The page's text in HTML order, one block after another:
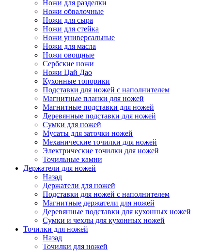
Ножи для разделки
Ножи обвалочные
Ножи для сыра
Ножи для стейка
Ножи универсальные
Ножи для масла
Ножи овощные
Сербские ножи
Ножи Цай Дао
Кухонные топорики
Подставки для ножей с наполнителем
Магнитные планки для ножей
Магнитные подставки для ножей
Деревянные подставки для ножей
Сумки для ножей
Мусаты для заточки ножей
Механические точилки для ножей
Электрические точилки для ножей
Точильные камни
Держатели для ножей
Назад
Держатели для ножей
Подставки для ножей с наполнителем
Магнитные держатели для ножей
Деревянные подставки для кухонных ножей
Сумки и чехлы для кухонных ножей
Точилки для ножей
Назад
Точилки для ножей